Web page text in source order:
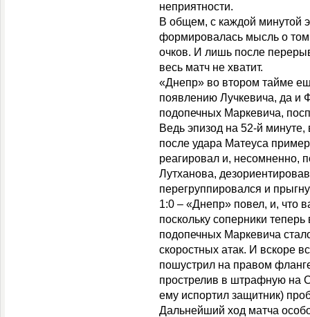
неприятности.
В общем, с каждой минутой
формировалась мысль о том,
очков. И лишь после
весь матч не хватит.
«Днепр» во втором тайме
появлению Лучкевича, да и
подопечных Маркевича,
Ведь эпизод на 52-й минуте,
после удара Матеуса
реагировал и, несомненно,
Лутханова,
перегруппировался и
1:0 – «Днепр» повел, и, что
поскольку соперники
подопечных Маркевича
скоростных атак. И вскоре
пошустрил на правом
прострелив в штрафную на
ему испортил защитник)
Дальнейший ход матча